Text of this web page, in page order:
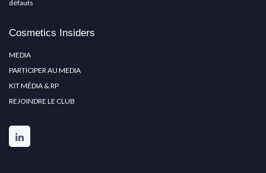
défauts
Cosmetics Insiders
MEDIA
PARTICIPER AU MEDIA
KIT MÉDIA & RP
REJOINDRE LE CLUB